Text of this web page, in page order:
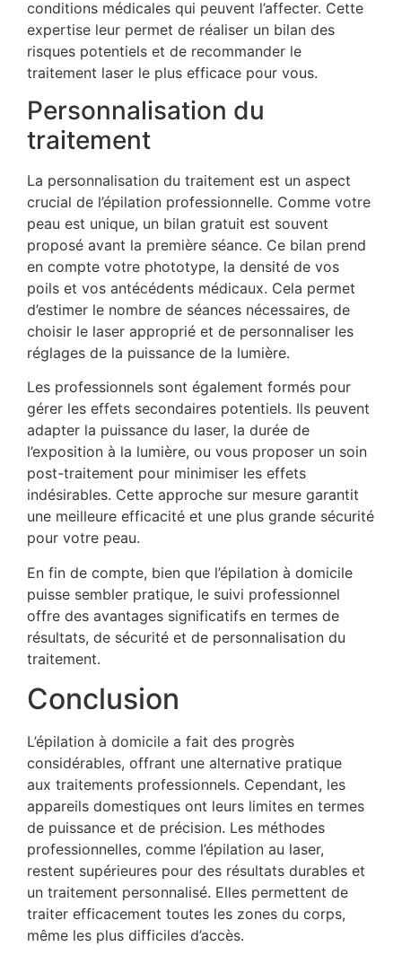
conditions médicales qui peuvent l’affecter. Cette
expertise leur permet de réaliser un bilan des
risques potentiels et de recommander le
traitement laser le plus efficace pour vous.
Personnalisation du
traitement
La personnalisation du traitement est un aspect
crucial de l’épilation professionnelle. Comme votre
peau est unique, un bilan gratuit est souvent
proposé avant la première séance. Ce bilan prend
en compte votre phototype, la densité de vos
poils et vos antécédents médicaux. Cela permet
d’estimer le nombre de séances nécessaires, de
choisir le laser approprié et de personnaliser les
réglages de la puissance de la lumière.
Les professionnels sont également formés pour
gérer les effets secondaires potentiels. Ils peuvent
adapter la puissance du laser, la durée de
l’exposition à la lumière, ou vous proposer un soin
post-traitement pour minimiser les effets
indésirables. Cette approche sur mesure garantit
une meilleure efficacité et une plus grande sécurité
pour votre peau.
En fin de compte, bien que l’épilation à domicile
puisse sembler pratique, le suivi professionnel
offre des avantages significatifs en termes de
résultats, de sécurité et de personnalisation du
traitement.
Conclusion
L’épilation à domicile a fait des progrès
considérables, offrant une alternative pratique
aux traitements professionnels. Cependant, les
appareils domestiques ont leurs limites en termes
de puissance et de précision. Les méthodes
professionnelles, comme l’épilation au laser,
restent supérieures pour des résultats durables et
un traitement personnalisé. Elles permettent de
traiter efficacement toutes les zones du corps,
même les plus difficiles d’accès.